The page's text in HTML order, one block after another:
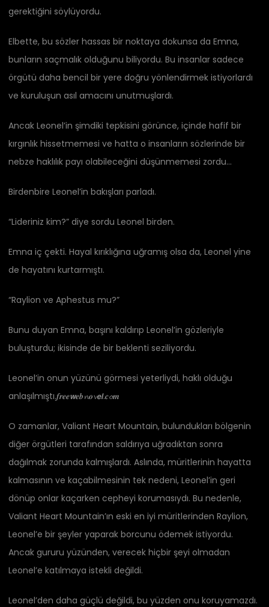
gerektiğini söylüyordu.
Elbette, bu sözler hassas bir noktaya dokunsa da Emna,
bunların saçmalık olduğunu biliyordu. Bu insanlar sadece
örgütü daha bencil bir yere doğru yönlendirmek istiyorlardı
ve kuruluşun asıl amacını unutmuşlardı.
Ancak Leonel’in şimdiki tepkisini görünce, içinde hafif bir
kırgınlık hissetmemesi ve hatta o insanların sözlerinde bir
nebze haklılık payı olabileceğini düşünmemesi zordu…
Birdenbire Leonel’in bakışları parladı.
“Lideriniz kim?” diye sordu Leonel birden.
Emna iç çekti. Hayal kırıklığına uğramış olsa da, Leonel yine
de hayatını kurtarmıştı.
“Raylion ve Aphestus mu?”
Bunu duyan Emna, başını kaldırıp Leonel’in gözleriyle
buluşturdu; ikisinde de bir beklenti seziliyordu.
Leonel’in onun yüzünü görmesi yeterliydi, haklı olduğu
anlaşılmıştı.𝒇𝒓𝒆𝒆𝙬𝒆𝒃𝓷𝒐𝓿𝙚𝙡.𝒄𝓸𝒎
O zamanlar, Valiant Heart Mountain, bulundukları bölgenin
diğer örgütleri tarafından saldırıya uğradıktan sonra
dağılmak zorunda kalmışlardı. Aslında, müritlerinin hayatta
kalmasının ve kaçabilmesinin tek nedeni, Leonel’in geri
dönüp onlar kaçarken cepheyi korumasıydı. Bu nedenle,
Valiant Heart Mountain’ın eski en iyi müritlerinden Raylion,
Leonel’e bir şeyler yaparak borcunu ödemek istiyordu.
Ancak gururu yüzünden, verecek hiçbir şeyi olmadan
Leonel’e katılmaya istekli değildi.
Leonel’den daha güçlü değildi, bu yüzden onu koruyamazdı.